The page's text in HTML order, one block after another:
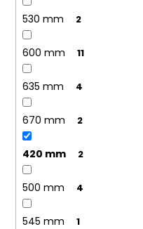
530 mm 2
600 mm 11
635 mm 4
670 mm 2
420 mm 2
500 mm 4
545 mm 1